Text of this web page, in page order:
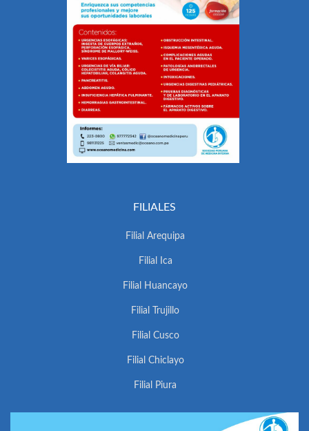
FILIALES
Filial Arequipa
Filial Ica
Filial Huancayo
Filial Trujillo
Filial Cusco
Filial Chiclayo
Filial Piura